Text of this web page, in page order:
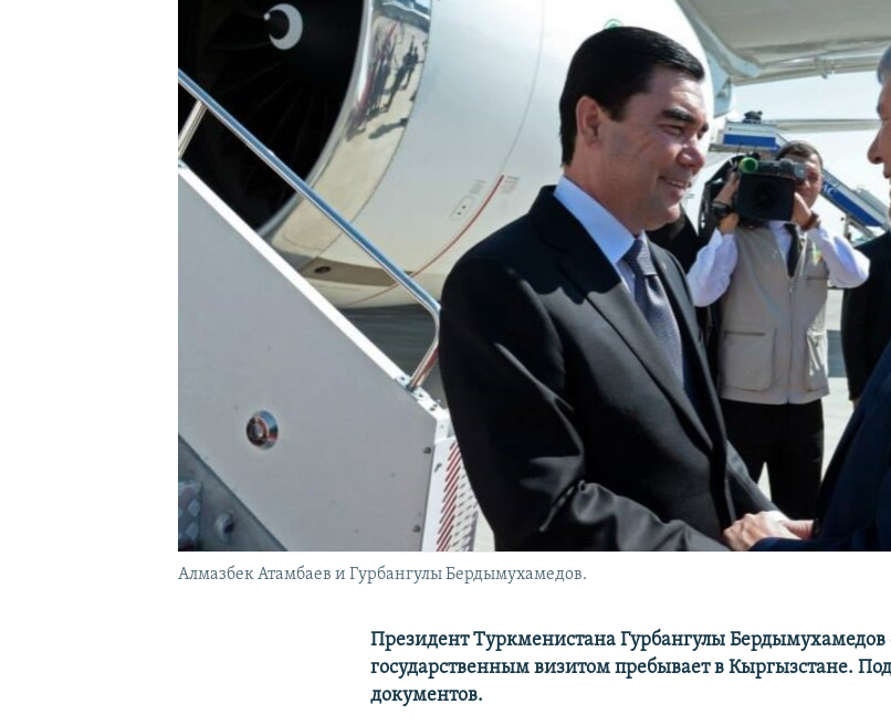
Алмазбек Атамбаев и Гурбангулы Бердымухамедов.
Президент Туркменистана Гурбангулы
государственным визитом пребывает в Кыргызстане.
документов.